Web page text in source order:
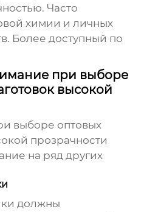
Часто
химии и личных
Более доступный по
при выборе
высокой
выборе оптовых
прозрачности
на ряд других
должны